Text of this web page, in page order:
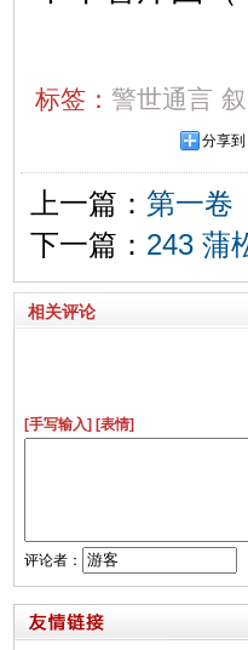
标签： 警世通言 叙
分享到
上一篇： 第一卷
下一篇： 243 蒲
相关评论
[手写输入] [表情]
评论者：